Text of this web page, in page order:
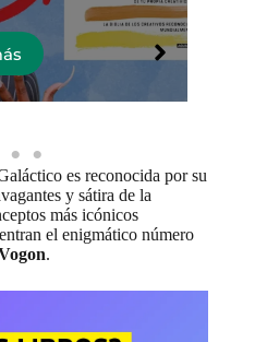
es reconocida por su
y sátira de la
más icónicos
el enigmático número
.